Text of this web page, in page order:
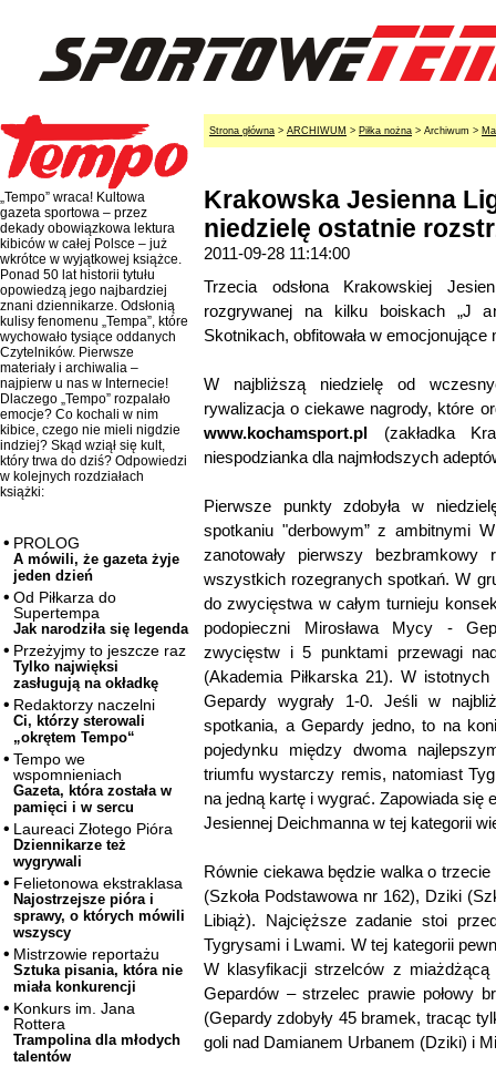
„Tempo” wraca! Kultowa
gazeta sportowa – przez
dekady obowiązkowa lektura
kibiców w całej Polsce – już
wkrótce w wyjątkowej książce.
Ponad 50 lat historii tytułu
opowiedzą jego najbardziej
znani dziennikarze. Odsłonią
kulisy fenomenu „Tempa”, które
wychowało tysiące oddanych
Czytelników. Pierwsze
materiały i archiwalia –
najpierw u nas w Internecie!
Dlaczego „Tempo” rozpalało
emocje? Co kochali w nim
kibice, czego nie mieli nigdzie
indziej? Skąd wziął się kult,
który trwa do dziś? Odpowiedzi
w kolejnych rozdziałach
książki:
PROLOG
A mówili, że gazeta żyje
jeden dzień
Od Piłkarza do
Supertempa
Jak narodziła się legenda
Przeżyjmy to jeszcze raz
Tylko najwięksi
zasługują na okładkę
Redaktorzy naczelni
Ci, którzy sterowali
„okrętem Tempo“
Tempo we
wspomnieniach
Gazeta, która została w
pamięci i w sercu
Laureaci Złotego Pióra
Dziennikarze też
wygrywali
Felietonowa ekstraklasa
Najostrzejsze pióra i
sprawy, o których mówili
wszyscy
Mistrzowie reportażu
Sztuka pisania, która nie
miała konkurencji
Konkurs im. Jana
Rottera
Trampolina dla młodych
talentów
Strona główna > ARCHIWUM > Piłka nożna > Archiwum >
Krakowska Jesienna
niedzielę ostatnie
2011-09-28 11:14:00
Trzecia odsłona Krakowskiej
rozgrywanej na kilku boiskach „J
Skotnikach, obfitowała w
W najbliższą niedzielę od
rywalizacja o ciekawe nagrody, które
www.kochamsport.pl (zakładka
niespodzianka dla najmłodszych
Pierwsze punkty zdobyła w
spotkaniu "derbowym” z ambitnymi
zanotowały pierwszy
wszystkich rozegranych spotkań. W
do zwycięstwa w całym turnieju
podopieczni Mirosława Mycy -
zwycięstw i 5 punktami przewagi
(Akademia Piłkarska 21). W
Gepardy wygrały 1-0. Jeśli w
spotkania, a Gepardy jedno, to na
pojedynku między dwoma
triumfu wystarczy remis, natomiast
na jedną kartę i wygrać. Zapowiada
Jesiennej Deichmanna w tej kategorii
Równie ciekawa będzie walka o
(Szkoła Podstawowa nr 162), Dziki
Libiąż). Najcięższe zadanie stoi
Tygrysami i Lwami. W tej kategorii
W klasyfikacji strzelców z
Gepardów – strzelec prawie połowy
(Gepardy zdobyły 45 bramek, tracąc
goli nad Damianem Urbanem (Dziki) i